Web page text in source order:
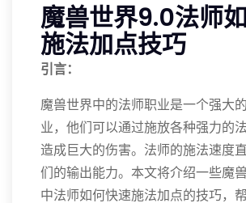
魔兽世界9.0法师
施法加点技巧
引言：
魔兽世界中的法师职业是一个强大
业，他们可以通过施放各种强力的
造成巨大的伤害。法师的施法速度
们的输出能力。本文将介绍一些魔
中法师如何快速施法加点的技巧，